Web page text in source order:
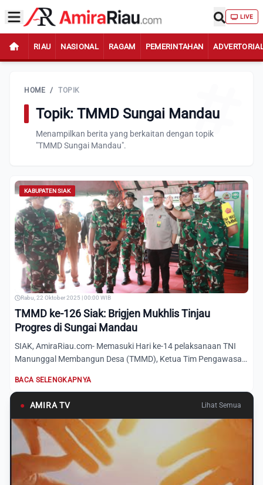
LIVE
RIAU NASIONAL RAGAM PEMERINTAHAN
HOME / TOPIK
Topik: TMMD Sungai Mandau
Menampilkan berita yang berkaitan dengan topik
"TMMD Sungai Mandau".
KABUPATEN SIAK
Rabu, 22 Oktober 2025 | 00:00 WIB
TMMD ke-126 Siak: Brigjen Mukhlis Tinjau
Progres di Sungai Mandau
SIAK, AmiraRiau.com- Memasuki Hari ke-14 pelaksanaan TNI
Manunggal Membangun Desa (TMMD), Ketua Tim Pengawasan
BACA SELENGKAPNYA
● AMIRA TV Lihat Semua